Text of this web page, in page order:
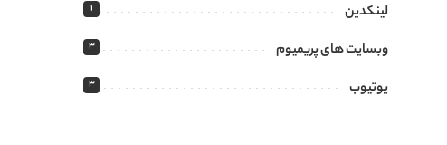
لینکدین 1
وبسایت های پریمیوم 3
یوتیوب 3